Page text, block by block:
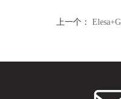
上一个：